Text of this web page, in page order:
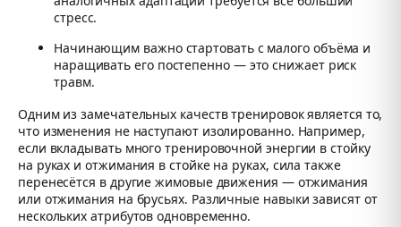
стресс.
Начинающим важно стартовать с малого объёма и
наращивать его постепенно — это снижает риск
травм.
Одним из замечательных качеств тренировок является то,
что изменения не наступают изолированно. Например,
если вкладывать много тренировочной энергии в стойку
на руках и отжимания в стойке на руках, сила также
перенесётся в другие жимовые движения — отжимания
или отжимания на брусьях. Различные навыки зависят от
нескольких атрибутов одновременно.